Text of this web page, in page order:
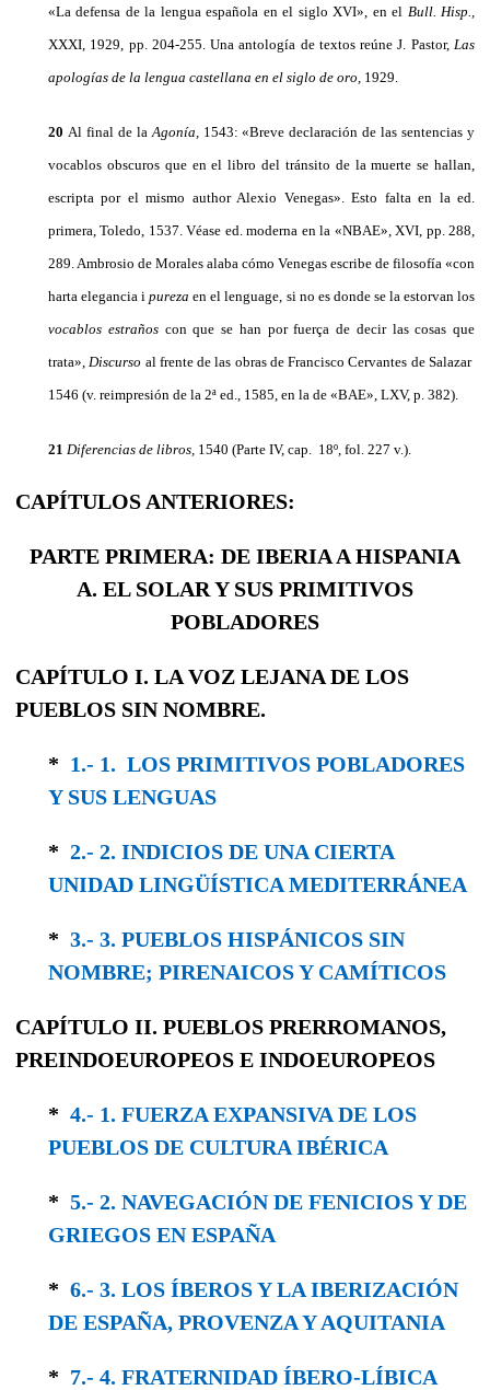
«La defensa de la lengua española en el siglo XVI», en el Bull. Hisp.,
XXXI, 1929, pp. 204-255. Una antología de textos reúne J. Pastor, Las
apologías de la lengua castellana en el siglo de oro, 1929.
20 Al final de la Agonía, 1543: «Breve declaración de las sen­tencias y
vocablos obscuros que en el libro del tránsito de la muerte se hallan,
escripta por el mismo author Alexio Venegas». Esto falta en la ed.
primera, Toledo, 1537. Véase ed. moderna en la «NBAE», XVI, pp. 288,
289. Ambrosio de Morales alaba cómo Venegas escribe de filosofía «con
harta elegancia ipurezaen el lenguage, si no es donde se la estorvan los
vocablos estraños con que se han por fuerça de decir las cosas que
trata», Discurso al frente de las obras de Francisco Cervantes de Salazar
1546 (v. reimpresión de la 2ª ed., 1585, en la de «BAE», LXV, p. 382).
21 Diferencias de libros, 1540 (Parte IV, cap. 18º, fol. 227 v.).
CAPÍTULOS ANTERIORES:
PARTE PRIMERA: DE IBERIA A HISPANIA
A. EL SOLAR Y SUS PRIMITIVOS
POBLADORES
CAPÍTULO I. LA VOZ LEJANA DE LOS
PUEBLOS SIN NOMBRE.
* 1.- 1. LOS PRIMITIVOS POBLADORES
Y SUS LENGUAS
* 2.- 2. INDICIOS DE UNA CIERTA
UNIDAD LINGÜÍSTICA MEDITERRÁNEA
* 3.- 3. PUEBLOS HISPÁNICOS SIN
NOMBRE; PIRENAICOS Y CAMÍTICOS
CAPÍTULO II. PUEBLOS PRERROMANOS,
PREINDOEUROPEOS E INDOEUROPEOS
* 4.- 1. FUERZA EXPANSIVA DE LOS
PUEBLOS DE CULTURA IBÉRICA
* 5.- 2. NAVEGACIÓN DE FENICIOS Y DE
GRIEGOS EN ESPAÑA
* 6.- 3. LOS ÍBEROS Y LA IBERIZACIÓN
DE ESPAÑA, PROVENZA Y AQUITANIA
* 7.- 4. FRATERNIDAD ÍBERO-LÍBICA